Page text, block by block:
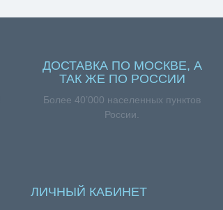
ДОСТАВКА ПО МОСКВЕ, А
ТАК ЖЕ ПО РОССИИ
Более 40’000 населенных пунктов
России.
ЛИЧНЫЙ КАБИНЕТ